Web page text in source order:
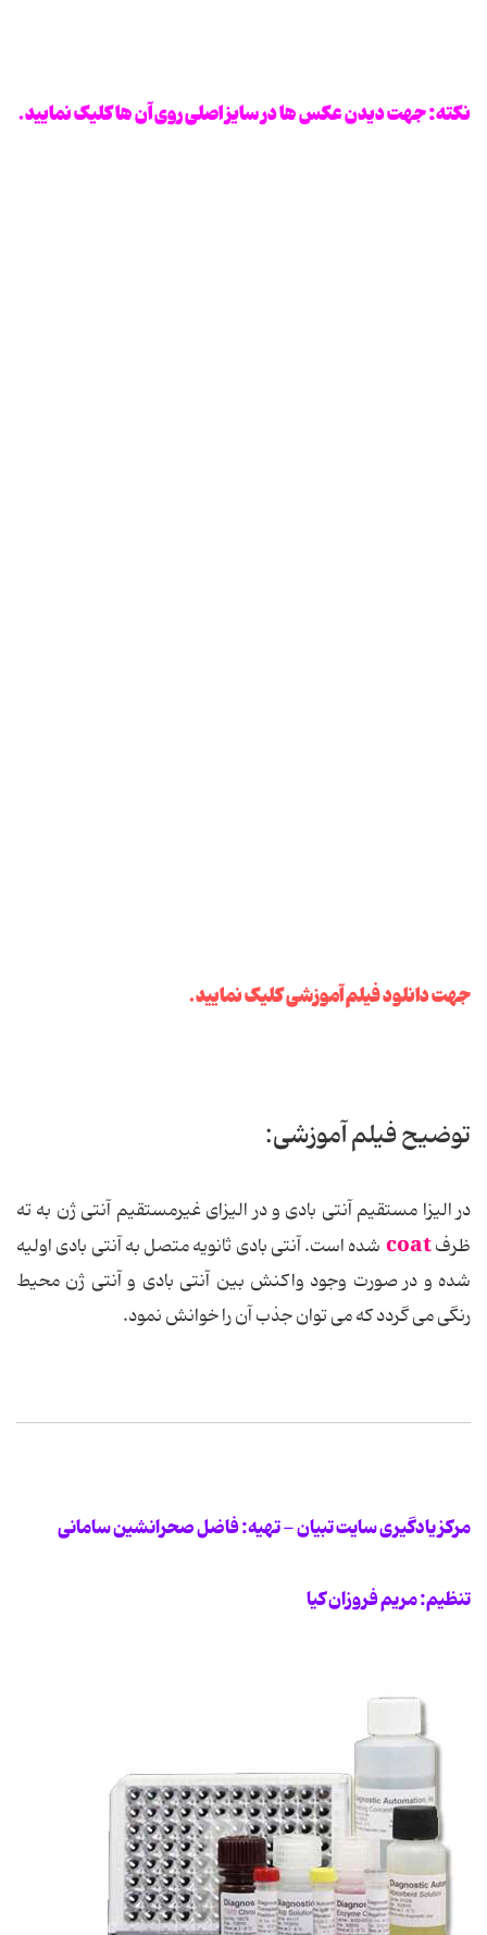
نکته: جهت دیدن عکس ها در سایز اصلی روی آن ها کلیک نمایید.
جهت دانلود فیلم آموزشی کلیک نمایید.
توضیح فیلم آموزشی:
در الیزا مستقیم آنتی بادی و در الیزای غیرمستقیم آنتی ژن به ته
ظرفcoat شده است. آنتی بادی ثانویه متصل به آنتی بادی اولیه
شده و در صورت وجود واکنش بین آنتی بادی و آنتی ژن محیط
رنگی می گردد که می توان جذب آن را خوانش نمود.
مرکز یادگیری سایت تبیان - تهیه: فاضل صحرانشین سامانی
تنظیم: مریم فروزان کیا